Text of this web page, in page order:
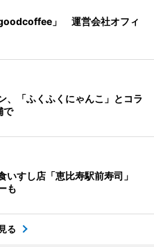
」 運営会社オフィ
、「ふくふくにゃんこ」とコラ
で
いすし店「恵比寿駅前寿司」
も
る